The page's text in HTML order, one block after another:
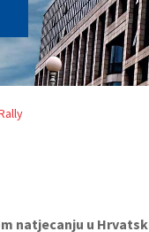
natjecanju u